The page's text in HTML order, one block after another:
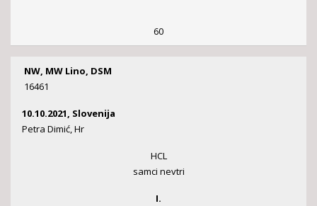
60
NW, MW Lino, DSM
16461
10.10.2021, Slovenija
Petra Dimić, Hr
HCL
samci nevtri
I.